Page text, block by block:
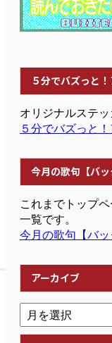
５分でバズっと
オリジナルステ
５分でバズっと
今月の歌句【バッ
これまでトップ
一覧です。
今月の歌句【バッ
アーカイブ